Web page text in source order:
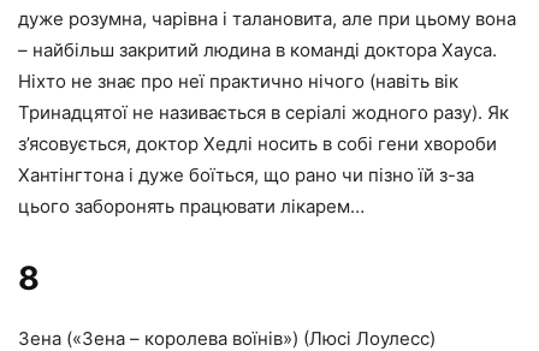
дуже розумна, чарівна і талановита, але при цьому вона
– найбільш закритий людина в команді доктора Хауса.
Ніхто не знає про неї практично нічого (навіть вік
Тринадцятої не називається в серіалі жодного разу). Як
з’ясовується, доктор Хедлі носить в собі гени хвороби
Хантінгтона і дуже боїться, що рано чи пізно їй з-за
цього заборонять працювати лікарем…
8
Зена («Зена – королева воїнів») (Люсі Лоулесс)